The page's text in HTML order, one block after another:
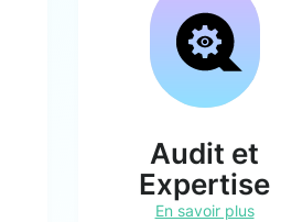
Audit et
Expertise
En savoir plus